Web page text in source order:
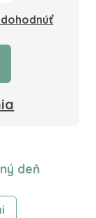
dohodnúť
deň